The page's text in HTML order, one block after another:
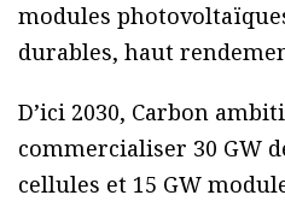
modules
durables, haut
D’ici 2030, Carbon
commercialiser 30 GW
cellules et 15 GW